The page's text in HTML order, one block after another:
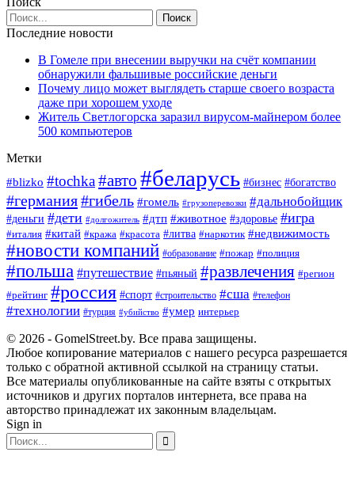
Последние новости
В Гомеле при внесении выручки на счёт компании
обнаружили фальшивые российские деньги
Почему лицо может выглядеть старше своего возраста
даже при хорошем уходе
Житель Светлогорска заразил вирусом-майнером более
500 компьютеров
Метки
#blizko #tochka#авто #беларусь #бизнес #богатство
#германия#гибель #гомель #грузоперевозки #дальнобойщик
#деньги #дети #долгожитель #дтп #животное #здоровье #игра
#италия #китай #кража #красота #литва #наркотик #недвижимость
#новости компаний #образование #пожар #полиция
#польша #путешествие #пьяный #развлечения #регион
#рейтинг #россия #спорт #строительство #сша #телефон
#технологии #турция #убийство #умер интерьер
© 2026 - GomelStreet.by. Все права защищены.
Любое копирование материалов с нашего ресурса разрешается
только с обратной активной ссылкой на страницу статьи.
Все материалы опубликованные на сайте взяты с открытых
источников и других порталов интернета, все права на
авторство принадлежат их законным владельцам.
Sign in